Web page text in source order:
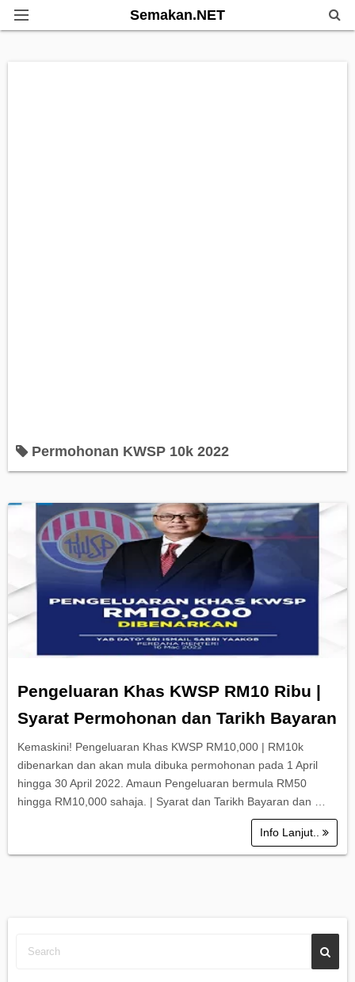
Semakan.NET
Permohonan KWSP 10k 2022
Pengeluaran Khas KWSP RM10 Ribu |
Syarat Permohonan dan Tarikh Bayaran
Kemaskini! Pengeluaran Khas KWSP RM10,000 | RM10k
dibenarkan dan akan mula dibuka permohonan pada 1 April
hingga 30 April 2022. Amaun Pengeluaran bermula RM50
hingga RM10,000 sahaja. | Syarat dan Tarikh Bayaran dan …
Info Lanjut..